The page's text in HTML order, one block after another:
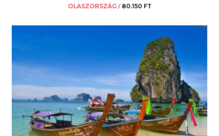
OLASZORSZÁG / 80.150 FT